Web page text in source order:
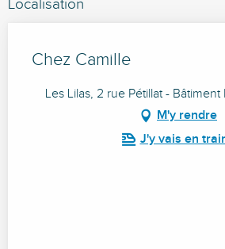
Localisation
Chez Camille
Les Lilas, 2 rue Pétillat -
M'y rendre
J'y vais en